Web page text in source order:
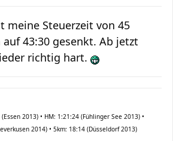
meine Steuerzeit von 45
43:30 gesenkt. Ab jetzt
richtig hart.
2013) • HM: 1:21:24 (Fühlinger See 2013) •
2014) • 5km: 18:14 (Düsseldorf 2013)